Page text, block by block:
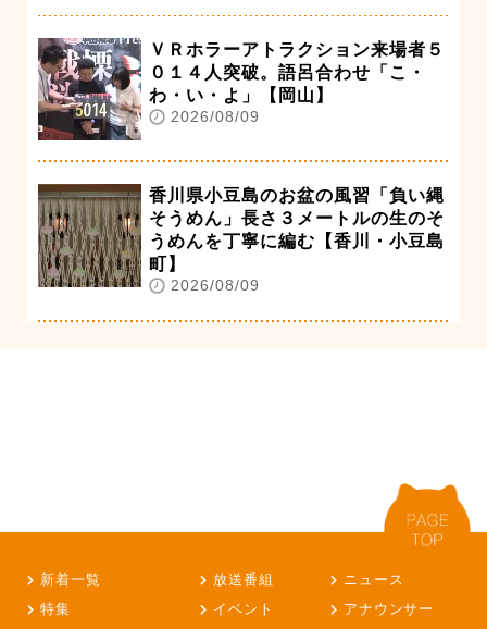
ＶＲホラーアトラクション来場者５
０１４人突破。語呂合わせ「こ・
わ・い・よ」【岡山】
2026/08/09
香川県小豆島のお盆の風習「負い縄
そうめん」長さ３メートルの生のそ
うめんを丁寧に編む【香川・小豆島
町】
2026/08/09
新着一覧 放送番組
ニュース
特集
イベント
アナウンサー